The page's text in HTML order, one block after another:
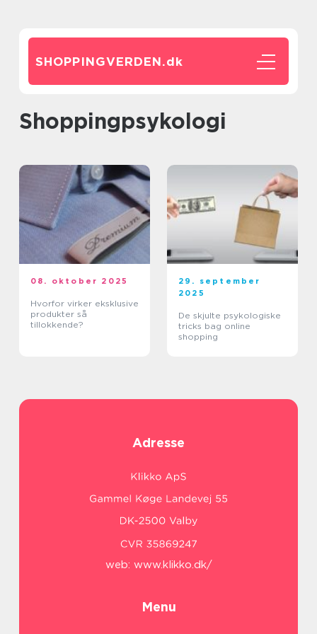
SHOPPINGVERDEN.dk
Shoppingpsykologi
08. oktober 2025
Hvorfor virker eksklusive
produkter så
tillokkende?
29. september
2025
De skjulte psykologiske
tricks bag online
shopping
Adresse
web: www.klikko.dk/
Menu